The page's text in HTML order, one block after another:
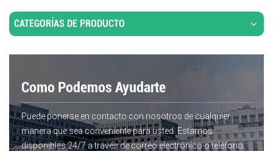
CATEGORÍAS DE PRODUCTO
Como Podemos Ayudarte
Puede ponerse en contacto con nosotros de cualquier
manera que sea conveniente para usted. Estamos
disponibles 24/7 a través de correo electrónico o teléfono.